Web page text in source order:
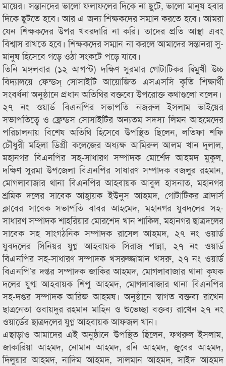
মায়ের। সন্তানদের ভালো ফলাফলের দিকে না ছুটে, ভালো মানুষ হবার
দিকে ছুটতে হবে। আর এ জন্য শিক্ষকদের সম্মান করতে হবে। আমরা
যেন শিক্ষকদের উপর খবরদারি না করি। তাদের প্রতি আস্থা এবং
বিশ্বাস রাখতে হবে। শিক্ষকদের সম্মান না করলে আমাদের সন্তানরা সু-
মানুষ হিসেবে গড়ে ওঠা সংকটে পড়ে যাবে।
তিনি মঙ্গলবার (১২ আগস্ট) দক্ষিণ সুরমার গোটাটিকর দ্বিমুখী উচ্চ
বিদ্যালয়ে ফেন্ডস্ সোসাইটি আয়োজিত এসএসসি কৃতি শিক্ষার্থী
সংবর্ধনা অনুষ্ঠানে প্রধান অতিথির বক্তব্যে উপরোক্ত কথাগুলো বলেন।
২৭ নং ওয়ার্ড বিএনপির সভাপতি নজরুল ইসলাম ভাইয়ের
সভাপতিত্বে ও ফ্রেন্ডস সোসাইটির অন্যতম সদস্য লিমন আহমেদের
পরিচালনায় বিশেষ অতিথি হিসেবে উপস্থিত ছিলেন, লতিফা শফি
চৌধুরী মহিলা ডিগ্রী কলেজের অধ্যক্ষ আমিরুল আলম খান দুলাল,
মহানগর বিএনপির সহ-সাধারণ সম্পাদক মোর্শেদ আহমদ মুকুল,
দক্ষিণ সুরমা উপজেলা বিএনপির সাধারণ সম্পাদক বজলুর রহমান,
মোগলাবাজার থানা বিএনপির আহবায়ক আবুল হাসনাত, মহানগর
শ্রমিক দলের সাবেক আহ্বায়ক ইউনুস আহমদ, গোটাটিকর ব্রাদার্স
ক্লাবের সাবেক সভাপতি বাবর আহমেদ, মহানগর যুবদলের সহ-
সাধারণ সম্পাদক শাহরিয়ার মোরশেদ খান শাকিল, মহানগর ছাত্রদলের
সাবেক সহ সাংগঠনিক সম্পাদক রাসেল আহমদ, ২৭ নং ওয়ার্ড
যুবদলের সিনিয়র যুগ্ন আহবায়ক সিরাজ পান্না, ২৭ নং ওয়ার্ড
বিএনপির সহ-সাধারণ সম্পাদক খসরুজ্জামান খসরু, ২৭ নং ওয়ার্ড
বিএনপি’র দপ্তর সম্পাদক জাকির আহমদ, মোগলাবাজার থানা কৃষক
দলের যুগ্ম আহবায়ক শিপু আহমদ, মোগলাবাজার থানা বিএনপির
সহ-দপ্তর সম্পাদক আরিজ আহমষ। অনুষ্ঠানে স্বাগত বক্তব্য রাখেন
ছাত্রনেতা ওবায়দুর রহমান মাহিন ও শুভেচ্ছা বক্তব্য রাখেন ২৭ নং
ওয়ার্ডের ছাত্রদলের যুগ্ন আহবায়ক আফজল খান।
এছাড়াও আমাদের এই অনুষ্ঠানে উপস্থিত ছিলেন, ফখরুল ইসলাম,
জাকারিয়া আহমদ, নোমান আহমদ, রনি আহমদ, জুবের আহমদ,
দিলুয়ার আহমদ, নাদিম আহমদ, সালমান আহমদ, সাইদ আহমদ